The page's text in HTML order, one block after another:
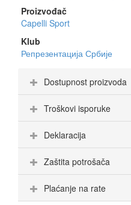
Proizvođač
Capelli Sport
Klub
Репрезентација Србије
Dostupnost proizvoda
Troškovi isporuke
Deklaracija
Zaštita potrošača
Plaćanje na rate